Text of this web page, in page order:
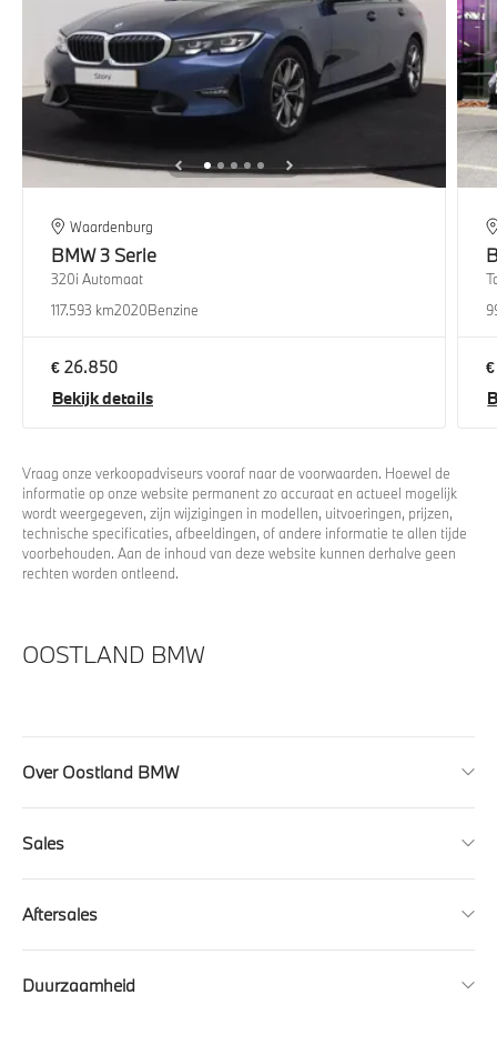
Waardenburg
BMW3 Serie
320i Automaat
117.593 km2020Benzine
€ 26.850
Bekijk details
Vraag onze verkoopadviseurs vooraf naar de voorwaarden. Hoewel de
informatie op onze website permanent zo accuraat en actueel mogelijk
wordt weergegeven, zijn wijzigingen in modellen, uitvoeringen, prijzen,
technische specificaties, afbeeldingen, of andere informatie te allen tijde
voorbehouden. Aan de inhoud van deze website kunnen derhalve geen
rechten worden ontleend.
OOSTLAND BMW
Over Oostland BMW
Sales
Aftersales
Duurzaamheid